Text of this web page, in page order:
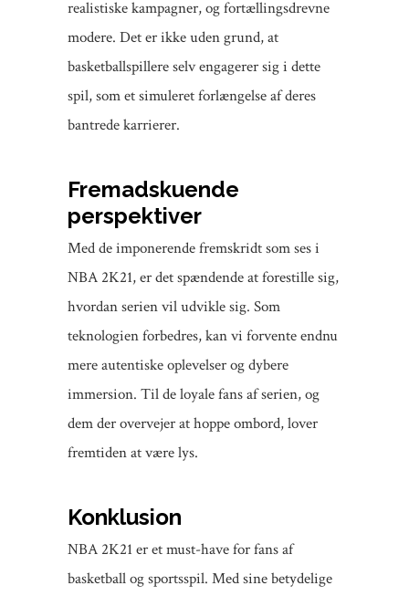
realistiske kampagner, og fortællingsdrevne
modere. Det er ikke uden grund, at
basketballspillere selv engagerer sig i dette
spil, som et simuleret forlængelse af deres
bantrede karrierer.
Fremadskuende
perspektiver
Med de imponerende fremskridt som ses i
NBA 2K21, er det spændende at forestille sig,
hvordan serien vil udvikle sig. Som
teknologien forbedres, kan vi forvente endnu
mere autentiske oplevelser og dybere
immersion. Til de loyale fans af serien, og
dem der overvejer at hoppe ombord, lover
fremtiden at være lys.
Konklusion
NBA 2K21 er et must-have for fans af
basketball og sportsspil. Med sine betydelige